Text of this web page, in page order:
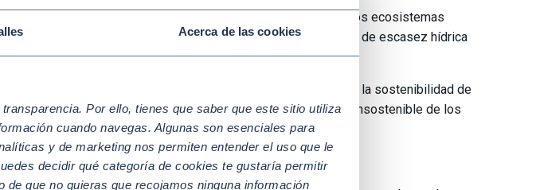
Acerca de las cookies
Por ello, tienes que saber que este sitio utiliza
cuando navegas. Algunas son esenciales para
y de marketing nos permiten entender el uso que le
decidir qué categoría de cookies te gustaría permitir
de que no quieras que recojamos ninguna información
de los recursos marinos puede reducir la presión sobre los ecosistemas
cultivos (
) o el uso de agua dulce para riego en zonas de escasez hídrica
el ODS 12 como guía en la gestión de estos recursos, ya que la sostenibilidad de
en declive en parte a causa de la sobrepesca y una gestión insostenible de los
climático